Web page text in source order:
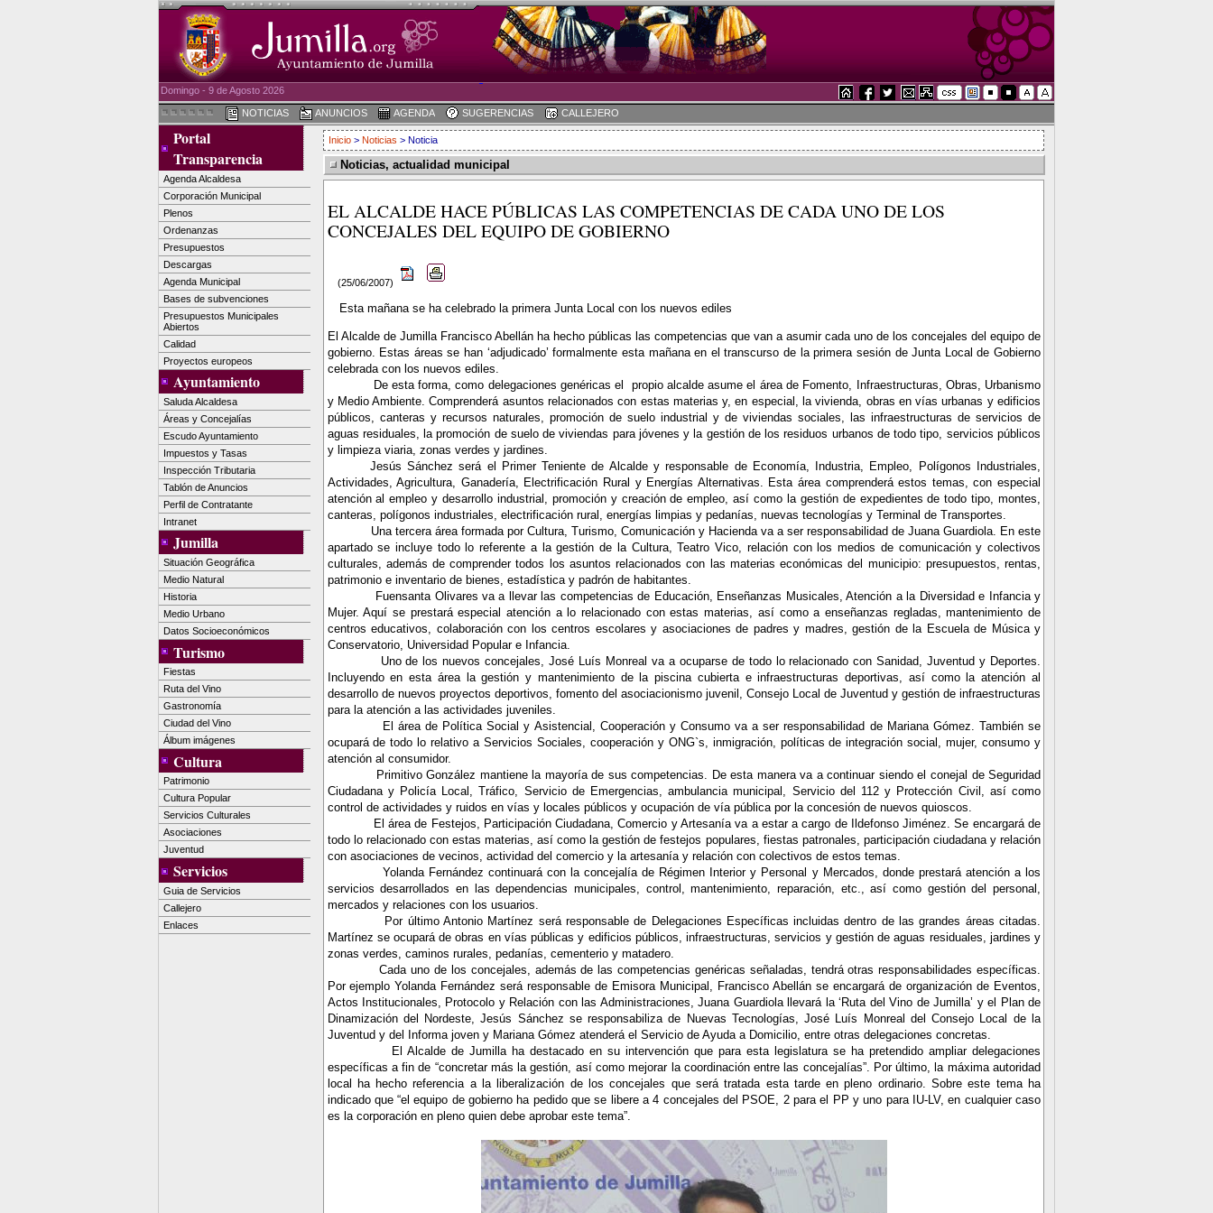
Domingo - 9 de Agosto 2026
NOTICIAS ANUNCIOS AGENDA SUGERENCIAS CALLEJERO
Portal
Transparencia
Agenda Alcaldesa
Corporación Municipal
Plenos
Ordenanzas
Presupuestos
Descargas
Agenda Municipal
Bases de subvenciones
Presupuestos Municipales
Abiertos
Calidad
Proyectos europeos
Ayuntamiento
Saluda Alcaldesa
Áreas y Concejalías
Escudo Ayuntamiento
Impuestos y Tasas
Inspección Tributaria
Tablón de Anuncios
Perfil de Contratante
Intranet
Jumilla
Situación Geográfica
Medio Natural
Historia
Medio Urbano
Datos Socioeconómicos
Turismo
Fiestas
Ruta del Vino
Gastronomía
Ciudad del Vino
Álbum imágenes
Cultura
Patrimonio
Cultura Popular
Servicios Culturales
Asociaciones
Juventud
Servicios
Guia de Servicios
Callejero
Enlaces
Inicio > Noticias > Noticia
Noticias, actualidad municipal
EL ALCALDE HACE PÚBLICAS LAS COMPETENCIAS DE CADA UNO DE LOS
CONCEJALES DEL EQUIPO DE GOBIERNO
(25/06/2007)
Esta mañana se ha celebrado la primera Junta Local con los nuevos ediles
El Alcalde de Jumilla Francisco Abellán ha hecho públicas las competencias que van a asumir cada uno de los concejales del equipo de
gobierno. Estas áreas se han ‘adjudicado’ formalmente esta mañana en el transcurso de la primera sesión de Junta Local de Gobierno
celebrada con los nuevos ediles.
De esta forma, como delegaciones genéricas el
propio alcalde asume el área de Fomento, Infraestructuras, Obras, Urbanismo
y Medio Ambiente. Comprenderá asuntos relacionados con estas materias y, en especial, la vivienda, obras en vías urbanas y edificios
públicos, canteras y recursos naturales, promoción de suelo industrial y de viviendas sociales, las infraestructuras de servicios de
aguas residuales, la promoción de suelo de viviendas para jóvenes y la gestión de los residuos urbanos de todo tipo, servicios públicos
y limpieza viaria, zonas verdes y jardines.
Jesús Sánchez será el Primer Teniente de Alcalde y responsable de Economía, Industria, Empleo, Polígonos Industriales,
Actividades, Agricultura, Ganadería, Electrificación Rural y Energías Alternativas. Esta área comprenderá estos temas, con especial
atención al empleo y desarrollo industrial, promoción y creación de empleo, así como la gestión de expedientes de todo tipo, montes,
canteras, polígonos industriales, electrificación rural, energías limpias y pedanías, nuevas tecnologías y Terminal de Transportes.
Una tercera área formada por Cultura, Turismo, Comunicación y Hacienda va a ser responsabilidad de Juana Guardiola. En este
apartado se incluye todo lo referente a la gestión de la Cultura, Teatro Vico, relación con los medios de comunicación y colectivos
culturales, además de comprender todos los asuntos relacionados con las materias económicas del municipio: presupuestos, rentas,
patrimonio e inventario de bienes, estadística y padrón de habitantes.
Fuensanta Olivares va a llevar las competencias de Educación, Enseñanzas Musicales, Atención a la Diversidad e Infancia y
Mujer. Aquí se prestará especial atención a lo relacionado con estas materias, así como a enseñanzas regladas, mantenimiento de
centros educativos, colaboración con los centros escolares y asociaciones de padres y madres, gestión de la Escuelade Música y
Conservatorio, Universidad Popular e Infancia.
Uno de los nuevos concejales, José Luís Monreal va a ocuparse de todo lo relacionado con Sanidad, Juventud y Deportes.
Incluyendo en esta área la gestión y mantenimiento de la piscina cubierta e infraestructuras deportivas, así como la atención al
desarrollo de nuevos proyectos deportivos, fomento del asociacionismo juvenil, Consejo Local de Juventud y gestión de infraestructuras
para la atención a las actividades juveniles.
El área de Política Social y Asistencial, Cooperación y Consumo va a ser responsabilidad de Mariana Gómez. También se
ocupará de todo lo relativo a Servicios Sociales, cooperación y ONG`s, inmigración, políticas de integración social, mujer, consumo y
atención al consumidor.
Primitivo González mantiene la mayoría de sus competencias. De esta manera va a continuar siendo el conejal de Seguridad
Ciudadana y Policía Local, Tráfico, Servicio de Emergencias, ambulancia municipal, Servicio del 112 y Protección Civil, así como
control de actividades y ruidos en vías y locales públicos y ocupación de vía pública por la concesión de nuevos quioscos.
El área de Festejos, Participación Ciudadana, Comercio y Artesanía va a estar a cargo de Ildefonso Jiménez. Se encargará de
todo lo relacionado con estas materias, así como la gestión de festejos populares, fiestas patronales, participación ciudadana y relación
con asociaciones de vecinos, actividad del comercio y la artesanía y relación con colectivos de estos temas.
Yolanda Fernández continuará con la concejalía de Régimen Interior y Personal y Mercados, donde prestará atención a los
servicios desarrollados en las dependencias municipales, control, mantenimiento, reparación, etc., así como gestión del personal,
mercados y relaciones con los usuarios.
Por último Antonio Martínez será responsable de Delegaciones Específicas incluidas dentro de las grandes áreas citadas.
Martínez se ocupará de obras en vías públicas y edificios públicos, infraestructuras, servicios y gestión de aguas residuales, jardines y
zonas verdes, caminos rurales, pedanías, cementerio y matadero.
Cada uno de los concejales, además de las competencias genéricas señaladas, tendrá otras responsabilidades específicas.
Por ejemplo Yolanda Fernández será responsable de Emisora Municipal, Francisco Abellán se encargará de organización de Eventos,
Actos Institucionales, Protocolo y Relación con las Administraciones, Juana Guardiola llevará la ‘Ruta del Vino de Jumilla’ y el Plan de
Dinamización del Nordeste, Jesús Sánchez se responsabiliza de Nuevas Tecnologías, José Luís Monreal del Consejo Local de la
Juventud y del Informa joven y Mariana Gómez atenderá el Servicio de Ayuda a Domicilio, entre otras delegaciones concretas.
El Alcalde de Jumilla ha destacado en su intervención que para esta legislatura se ha pretendido ampliar delegaciones
específicas a fin de “concretar más la gestión, así como mejorar la coordinación entre las concejalías”. Por último, la máxima autoridad
local ha hecho referencia a la liberalización de los concejales que será tratada esta tarde en pleno ordinario. Sobre este tema ha
indicado que “el equipo de gobierno ha pedido que se libere a 4 concejales del PSOE, 2 para el PP y uno para IU-LV, en cualquier caso
es la corporación en pleno quien debe aprobar este tema”.